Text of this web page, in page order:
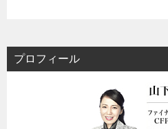
プロフィール